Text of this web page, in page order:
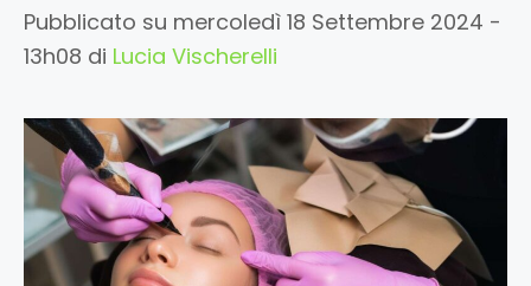
Pubblicato su mercoledì 18 Settembre 2024 -
13h08 di Lucia Vischerelli